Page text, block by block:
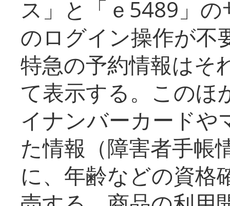
ス」と「ｅ5489」
のログイン操作が不
特急の予約情報はそ
て表示する。このほ
イナンバーカードや
た情報（障害者手帳
に、年齢などの資格